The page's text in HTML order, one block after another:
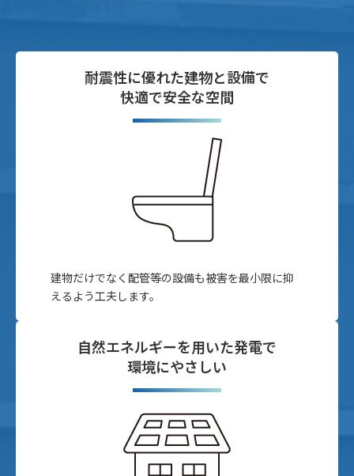
耐震性に優れた建物と設備で
快適で安全な空間
建物だけでなく配管等の設備も被害を最小限に抑
えるよう工夫します。
自然エネルギーを用いた発電で
環境にやさしい